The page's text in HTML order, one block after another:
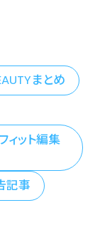
まとめ
ィット編集
記事